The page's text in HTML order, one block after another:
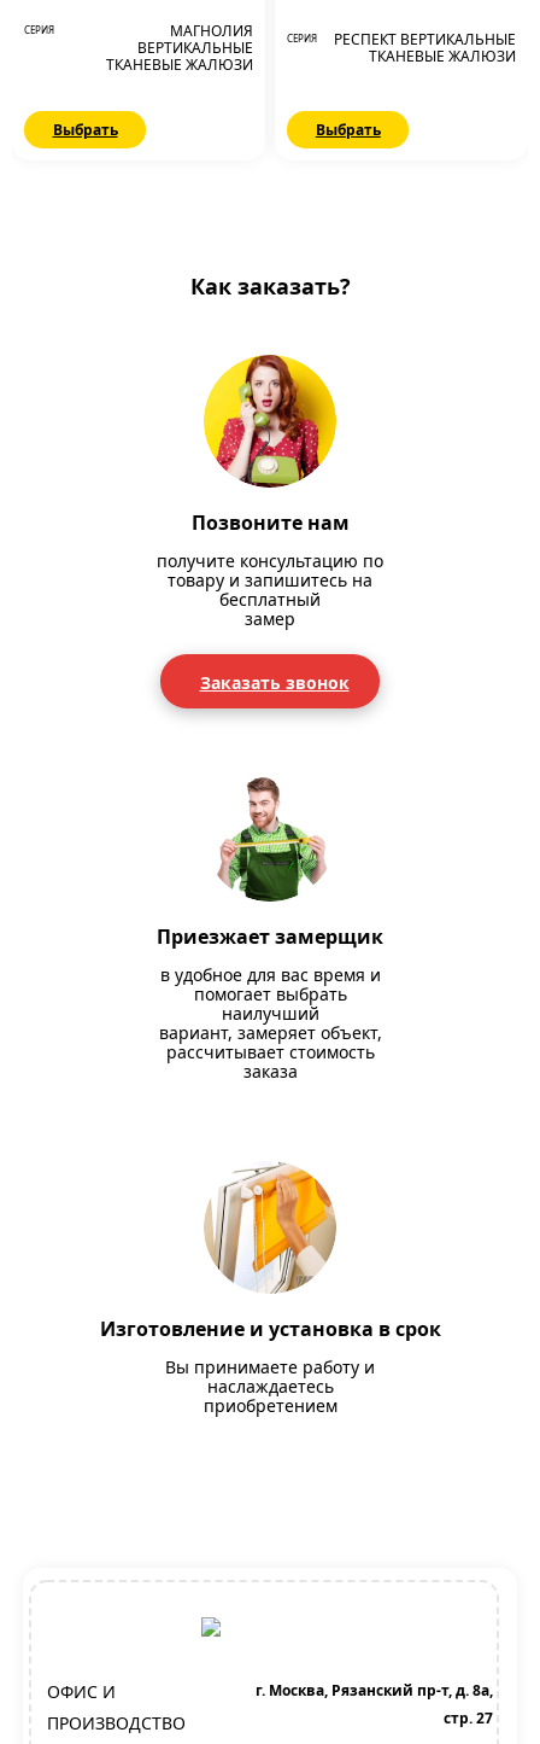
СЕРИЯ
МАГНОЛИЯ
ВЕРТИКАЛЬНЫЕ
ТКАНЕВЫЕ ЖАЛЮЗИ
Выбрать
СЕРИЯ
РЕСПЕКТ ВЕРТИКАЛЬНЫЕ
ТКАНЕВЫЕ ЖАЛЮЗИ
Выбрать
Как заказать?
Позвоните нам
получите консультацию по
товару и запишитесь на
бесплатный
замер
Заказать звонок
Приезжает замерщик
в удобное для вас время и
помогает выбрать
наилучший
вариант, замеряет объект,
рассчитывает стоимость
заказа
Изготовление и установка в срок
Вы принимаете работу и
наслаждаетесь
приобретением
ОФИС И
ПРОИЗВОДСТВО
г. Москва, Рязанский пр-т, д. 8а,
стр. 27